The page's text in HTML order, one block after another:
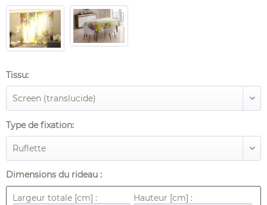
Tissu:
Type de fixation:
Dimensions du rideau :
Largeur totale [cm] : Hauteur [cm] :